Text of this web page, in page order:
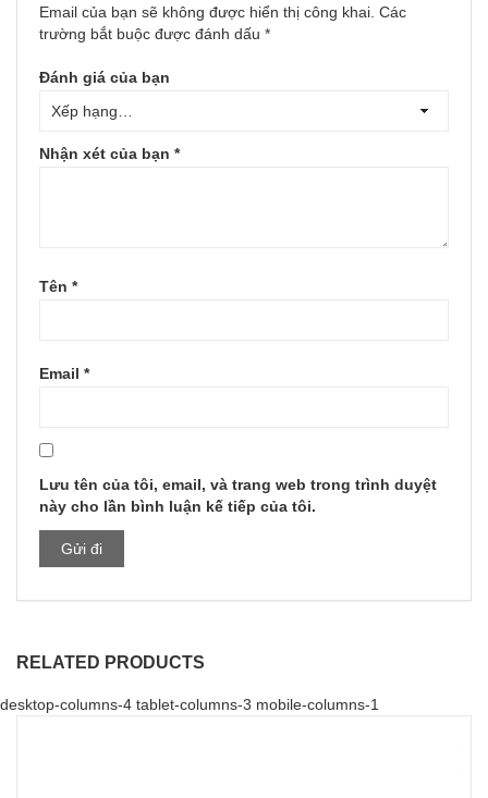
Email của bạn sẽ không được hiển thị công khai. Các
trường bắt buộc được đánh dấu *
Đánh giá của bạn
Nhận xét của bạn *
Tên *
Email *
Lưu tên của tôi, email, và trang web trong trình duyệt
này cho lần bình luận kế tiếp của tôi.
RELATED PRODUCTS
desktop-columns-4 tablet-columns-3 mobile-columns-1